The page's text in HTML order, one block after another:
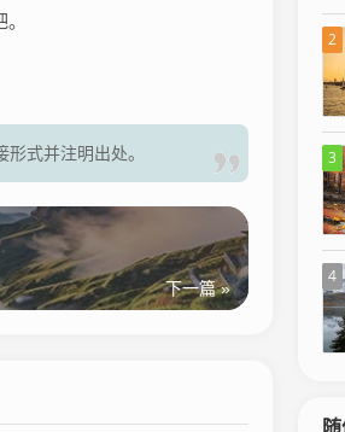
式并注明出处。
下一篇 »
2
3
4